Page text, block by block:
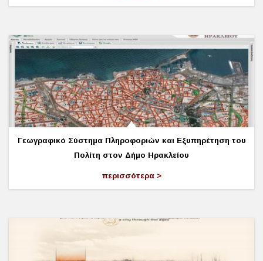
Γεωγραφικό Σύστημα Πληροφοριών και Εξυπηρέτηση του
Πολίτη στον Δήμο Ηρακλείου
περισσότερα